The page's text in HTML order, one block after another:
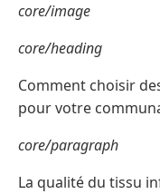
core/image
core/heading
Comment choisir
pour votre
core/paragraph
La qualité du tissu